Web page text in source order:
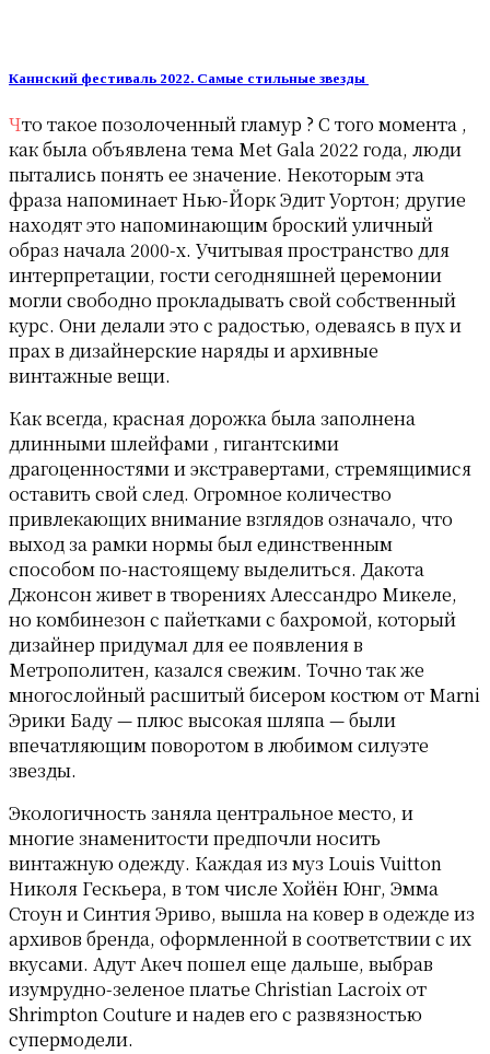
Каннский фестиваль 2022. Самые стильные звезды
Что такое позолоченный гламур ? С того момента ,
как была объявлена ​​тема Met Gala 2022 года, люди
пытались понять ее значение. Некоторым эта
фраза напоминает Нью-Йорк Эдит Уортон; другие
находят это напоминающим броский уличный
образ начала 2000-х. Учитывая пространство для
интерпретации, гости сегодняшней церемонии
могли свободно прокладывать свой собственный
курс. Они делали это с радостью, одеваясь в пух и
прах в дизайнерские наряды и архивные
винтажные вещи.
Как всегда, красная дорожка была заполнена
длинными шлейфами , гигантскими
драгоценностями и экстравертами, стремящимися
оставить свой след. Огромное количество
привлекающих внимание взглядов означало, что
выход за рамки нормы был единственным
способом по-настоящему выделиться. Дакота
Джонсон живет в творениях Алессандро Микеле,
но комбинезон с пайетками с бахромой, который
дизайнер придумал для ее появления в
Метрополитен, казался свежим. Точно так же
многослойный расшитый бисером костюм от Marni
Эрики Баду — плюс высокая шляпа — были
впечатляющим поворотом в любимом силуэте
звезды.
Экологичность заняла центральное место, и
многие знаменитости предпочли носить
винтажную одежду. Каждая из муз Louis Vuitton
Николя Гескьера, в том числе Хойён Юнг, Эмма
Стоун и Синтия Эриво, вышла на ковер в одежде из
архивов бренда, оформленной в соответствии с их
вкусами. Адут Акеч пошел еще дальше, выбрав
изумрудно-зеленое платье Christian Lacroix от
Shrimpton Couture и надев его с развязностью
супермодели.